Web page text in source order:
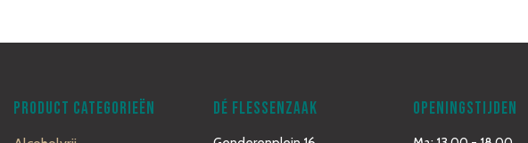
PRODUCT CATEGORIEËN DÉ FLESSENZAAK OPENINGSTIJDEN